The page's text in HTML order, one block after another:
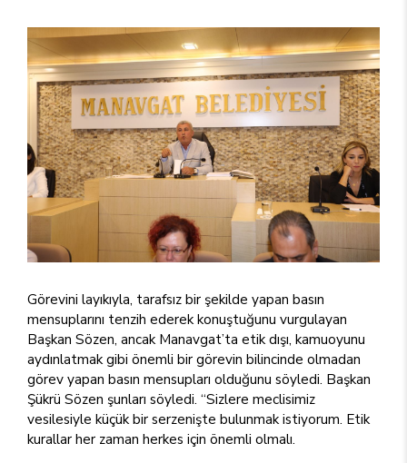
Görevini layıkıyla, tarafsız bir şekilde yapan basın
mensuplarını tenzih ederek konuştuğunu vurgulayan
Başkan Sözen, ancak Manavgat’ta etik dışı, kamuoyunu
aydınlatmak gibi önemli bir görevin bilincinde olmadan
görev yapan basın mensupları olduğunu söyledi. Başkan
Şükrü Sözen şunları söyledi. “Sizlere meclisimiz
vesilesiyle küçük bir serzenişte bulunmak istiyorum. Etik
kurallar her zaman herkes için önemli olmalı.